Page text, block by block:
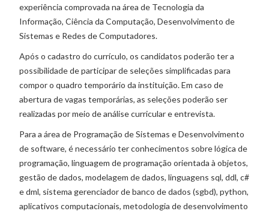
experiência comprovada na área de Tecnologia da
Informação, Ciência da Computação, Desenvolvimento de
Sistemas e Redes de Computadores.
Após o cadastro do currículo, os candidatos poderão ter a
possibilidade de participar de seleções simplificadas para
compor o quadro temporário da instituição. Em caso de
abertura de vagas temporárias, as seleções poderão ser
realizadas por meio de análise curricular e entrevista.
Para a área de Programação de Sistemas e Desenvolvimento
de software, é necessário ter conhecimentos sobre lógica de
programação, linguagem de programação orientada à objetos,
gestão de dados, modelagem de dados, linguagens sql, ddl, c#
e dml, sistema gerenciador de banco de dados (sgbd), python,
aplicativos computacionais, metodologia de desenvolvimento